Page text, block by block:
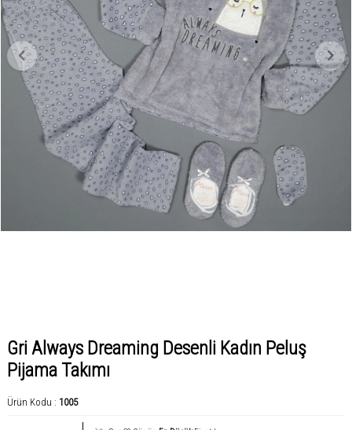
Gri Always Dreaming Desenli Kadın Peluş
Pijama Takımı
Ürün Kodu : 1005